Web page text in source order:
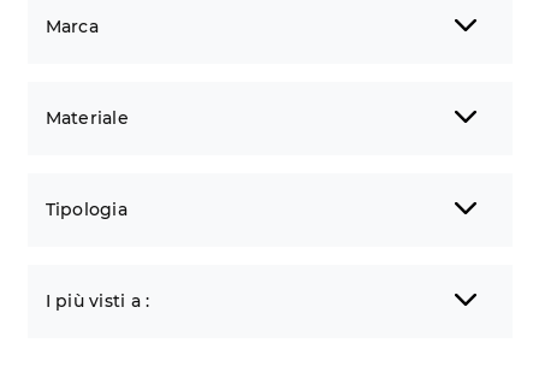
Marca
Materiale
Tipologia
I più visti a :